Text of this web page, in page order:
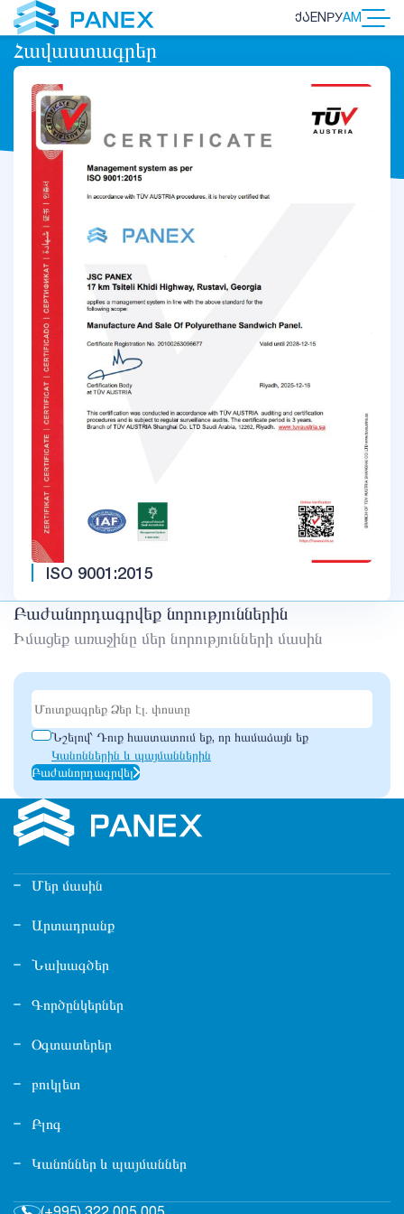
ᲥᲐENРУAM
Հավաստագրեր
ISO 9001:2015
Բաժանորդագրվեք նորություններին
Իմացեք առաջինը մեր նորությունների մասին
Նշելով՝ Դուք հաստատում եք, որ համաձայն եք
Կանոններին և պայմաններին
Բաժանորդագրվել
Մեր մասին
Արտադրանք
Նախագծեր
Գործընկերներ
Օգտատերեր
բուկլետ
Բլոգ
Կանոններ և պայմաններ